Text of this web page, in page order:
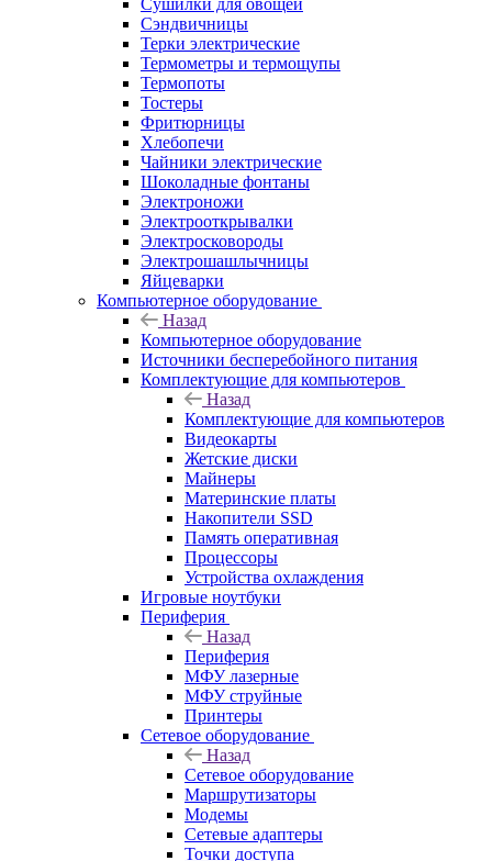
Сушилки для овощей
Сэндвичницы
Терки электрические
Термометры и термощупы
Термопоты
Тостеры
Фритюрницы
Хлебопечи
Чайники электрические
Шоколадные фонтаны
Электроножи
Электрооткрывалки
Электросковороды
Электрошашлычницы
Яйцеварки
Компьютерное оборудование
Назад
Компьютерное оборудование
Источники бесперебойного питания
Комплектующие для компьютеров
Назад
Комплектующие для компьютеров
Видеокарты
Жетские диски
Майнеры
Материнские платы
Накопители SSD
Память оперативная
Процессоры
Устройства охлаждения
Игровые ноутбуки
Периферия
Назад
Периферия
МФУ лазерные
МФУ струйные
Принтеры
Сетевое оборудование
Назад
Сетевое оборудование
Маршрутизаторы
Модемы
Сетевые адаптеры
Точки доступа